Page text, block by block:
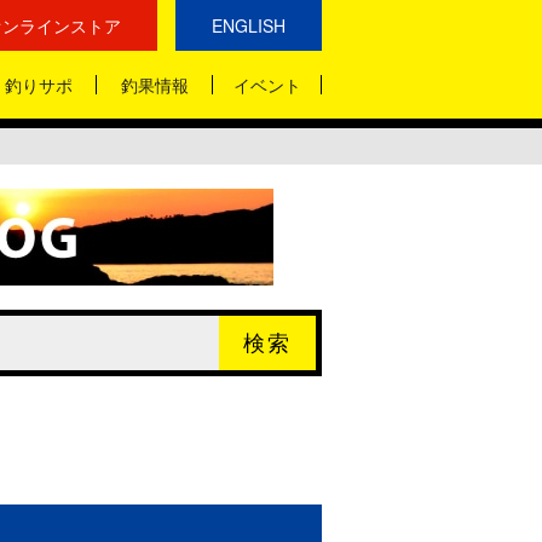
ラインストア ENGLISH
釣りサポ 釣果情報 イベント